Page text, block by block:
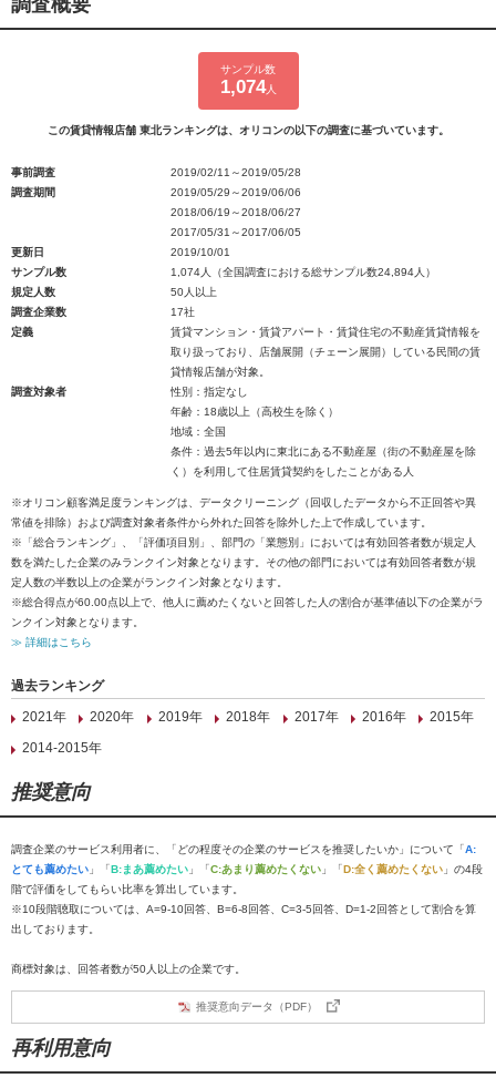
調査概要
サンプル数
1,074人
この賃貸情報店舗 東北ランキングは、オリコンの以下の調査に基づいています。
事前調査
2019/02/11～2019/05/28
調査期間
2019/05/29～2019/06/06
2018/06/19～2018/06/27
2017/05/31～2017/06/05
更新日
2019/10/01
サンプル数
1,074人（全国調査における総サンプル数24,894人）
規定人数
50人以上
調査企業数
17社
定義
賃貸マンション・賃貸アパート・賃貸住宅の不動産賃貸情報を
取り扱っており、店舗展開（チェーン展開）している民間の賃
貸情報店舗が対象。
調査対象者
性別：指定なし
年齢：18歳以上（高校生を除く）
地域：全国
条件：過去5年以内に東北にある不動産屋（街の不動産屋を除
く）を利用して住居賃貸契約をしたことがある人
※オリコン顧客満足度ランキングは、データクリーニング（回収したデータから不正回答や異
常値を排除）および調査対象者条件から外れた回答を除外した上で作成しています。
※「総合ランキング」、「評価項目別」、部門の「業態別」においては有効回答者数が規定人
数を満たした企業のみランクイン対象となります。その他の部門においては有効回答者数が規
定人数の半数以上の企業がランクイン対象となります。
※総合得点が60.00点以上で、他人に薦めたくないと回答した人の割合が基準値以下の企業がラ
ンクイン対象となります。
≫ 詳細はこちら
過去ランキング
2021年
2020年 2019年 2018年 2017年 2016年
2015年
2014-2015年
推奨意向
調査企業のサービス利用者に、「どの程度その企業のサービスを推奨したいか」について「A:
とても薦めたい 」「B:まあ薦めたい 」「C:あまり薦めたくない 」「D:全く薦めたくない 」の4段
階で評価をしてもらい比率を算出しています。
※10段階聴取については、A=9-10回答、B=6-8回答、C=3-5回答、D=1-2回答として割合を算
出しております。
商標対象は、回答者数が50人以上の企業です。
推奨意向データ（PDF）
再利用意向